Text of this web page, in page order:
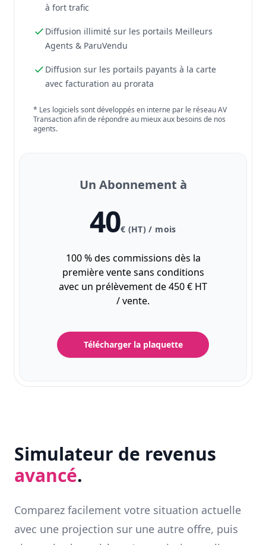
à fort trafic
Diffusion illimité sur les portails Meilleurs
Agents & ParuVendu
Diffusion sur les portails payants à la carte
avec facturation au prorata
* Les logiciels sont développés en interne par le réseau AV
Transaction afin de répondre au mieux aux besoins de nos
agents.
Un Abonnement à
40€ (HT) / mois
100 % des commissions dès la
première vente sans conditions
avec un prélèvement de 450 € HT
/ vente.
Télécharger la plaquette
Simulateur de revenus
avancé.
Comparez facilement votre situation actuelle
avec une projection sur une autre offre, puis